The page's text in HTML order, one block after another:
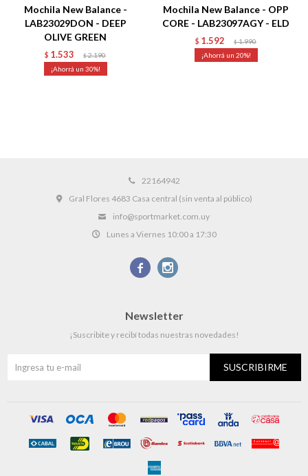
Mochila New Balance -
LAB23029DON - DEEP
OLIVE GREEN
$ 1.533 $ 2.190
30
Mochila New Balance - OPP
CORE - LAB23097AGY - ELD
$ 1.592 $ 1.990
20
22164942
Gral Flores 4683 Casa central (sin venta al público)
info@sportmarket.com.uy
Lunes a Viernes 10:00 a 17:30
 
Newsletter
¡Suscribite y recibí todas nuestras novedades!
SUSCRIBIRME